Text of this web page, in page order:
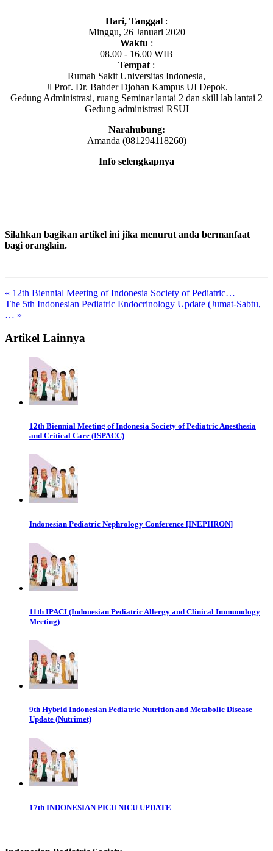
Hari, Tanggal :
Minggu, 26 Januari 2020
Waktu :
08.00 - 16.00 WIB
Tempat :
Rumah Sakit Universitas Indonesia,
Jl Prof. Dr. Bahder Djohan Kampus UI Depok.
Gedung Administrasi, ruang Seminar lantai 2 dan skill lab lantai 2
Gedung administrasi RSUI
Narahubung:
Amanda (081294118260)
Info selengkapnya
Silahkan bagikan artikel ini jika menurut anda bermanfaat
bagi oranglain.
« 12th Biennial Meeting of Indonesia Society of Pediatric…
The 5th Indonesian Pediatric Endocrinology Update (Jumat-Sabtu,
… »
Artikel Lainnya
12th Biennial Meeting of Indonesia Society of Pediatric Anesthesia
and Critical Care (ISPACC)
Indonesian Pediatric Nephrology Conference [INEPHRON]
11th IPACI (Indonesian Pediatric Allergy and Clinical Immunology
Meeting)
9th Hybrid Indonesian Pediatric Nutrition and Metabolic Disease
Update (Nutrimet)
17th INDONESIAN PICU NICU UPDATE